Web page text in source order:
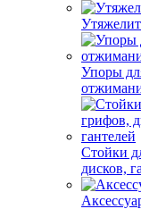
Упоры
Стойки
дисков,